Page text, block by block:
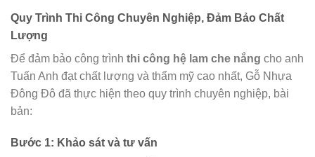
Quy Trình Thi Công Chuyên Nghiệp, Đảm Bảo Chất
Lượng
Để đảm bảo công trình thi công hệ lam che nắng cho anh
Tuấn Anh đạt chất lượng và thẩm mỹ cao nhất, Gỗ Nhựa
Đông Đô đã thực hiện theo quy trình chuyên nghiệp, bài
bản:
Bước 1: Khảo sát và tư vấn